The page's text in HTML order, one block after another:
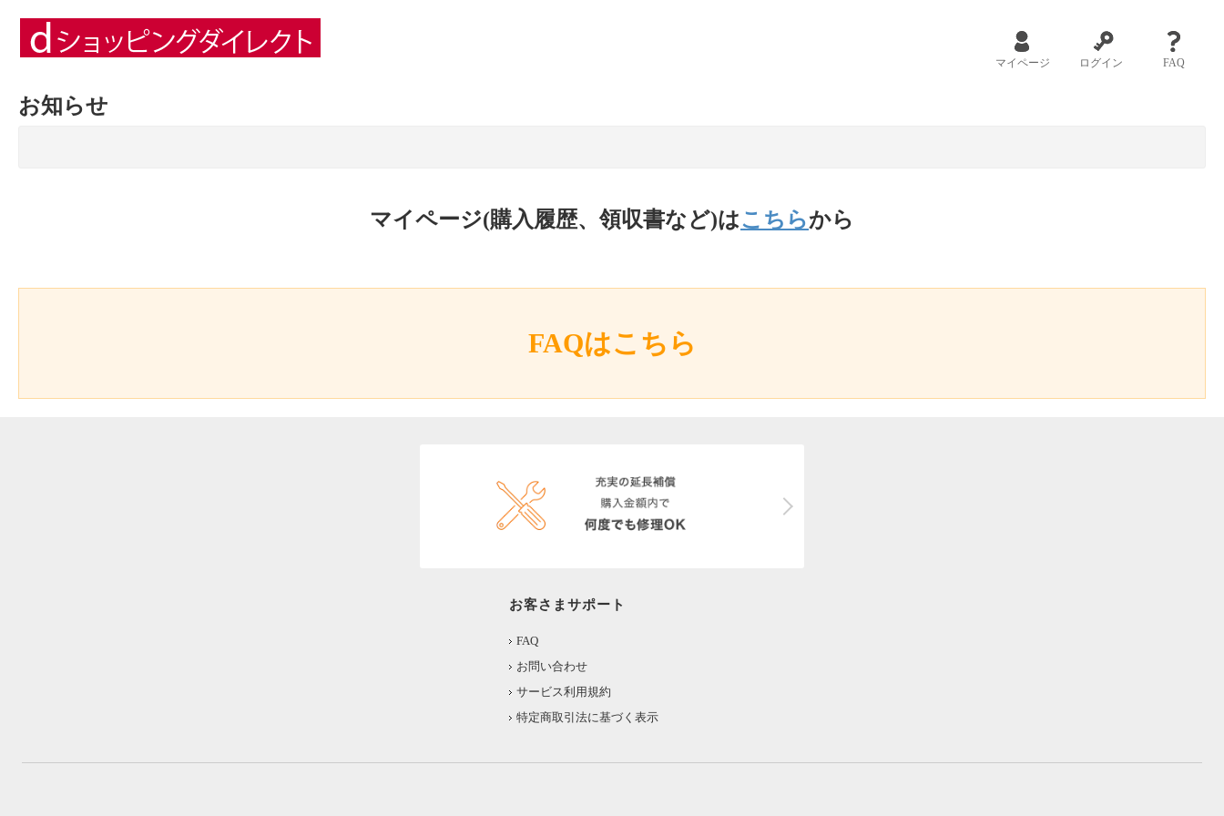
マイページ ログイン FAQ
お知らせ
マイページ(購入履歴、領収書など)はこちらから
FAQはこちら
お客さまサポート
FAQ
お問い合わせ
サービス利用規約
特定商取引法に基づく表示